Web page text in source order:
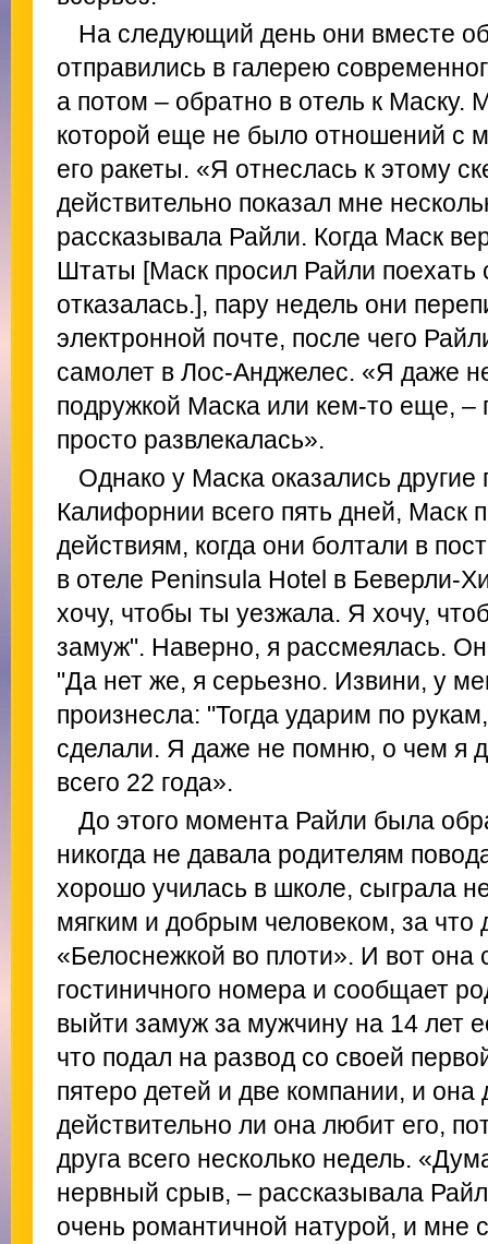
На следующий день они вместе
отправились в галерею
а потом – обратно в отель к Маску.
которой еще не было отношений с
его ракеты. «Я отнеслась к этому
действительно показал мне
рассказывала Райли. Когда Маск
Штаты [Маск просил Райли поехать
отказалась.], пару недель они
электронной почте, после чего
самолет в Лос-Анджелес. «Я даже
подружкой Маска или кем-то еще, –
просто развлекалась».
Однако у Маска оказались
Калифорнии всего пять дней, Маск
действиям, когда они болтали в
в отеле Peninsula Hotel в Беверли-
хочу, чтобы ты уезжала. Я хочу,
замуж". Наверно, я рассмеялась.
"Да нет же, я серьезно. Извини, у
произнесла: "Тогда ударим по
сделали. Я даже не помню, о чем я
всего 22 года».
До этого момента Райли была
никогда не давала родителям
хорошо училась в школе, сыграла
мягким и добрым человеком, за что
«Белоснежкой во плоти». И вот она
гостиничного номера и сообщает
выйти замуж за мужчину на 14 лет
что подал на развод со своей
пятеро детей и две компании, и
действительно ли она любит его,
друга всего несколько недель.
нервный срыв, – рассказывала
очень романтичной натурой, и мне